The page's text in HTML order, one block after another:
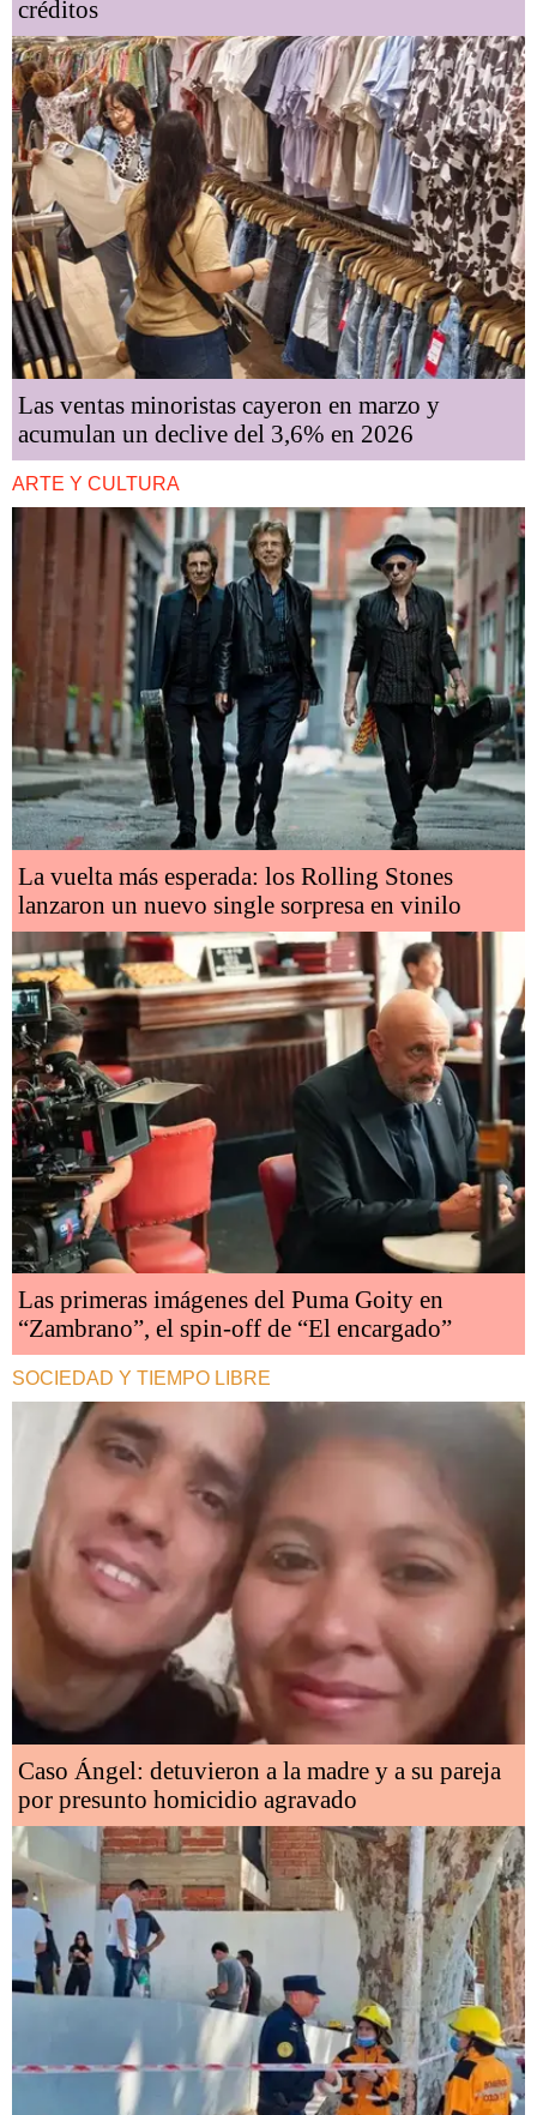
créditos
Las ventas minoristas cayeron en marzo y
acumulan un declive del 3,6% en 2026
ARTE Y CULTURA
La vuelta más esperada: los Rolling Stones
lanzaron un nuevo single sorpresa en vinilo
Las primeras imágenes del Puma Goity en
“Zambrano”, el spin-off de “El encargado”
SOCIEDAD Y TIEMPO LIBRE
Caso Ángel: detuvieron a la madre y a su pareja
por presunto homicidio agravado